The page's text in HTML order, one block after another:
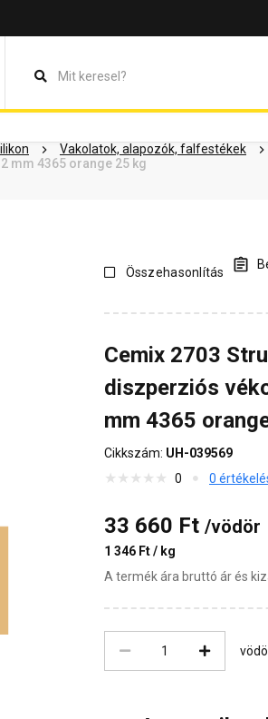
Vakolatok, alapozók, falfestékek
mm 4365 orange 25 kg
Dokumentumok Vásárlói
Összehasonlítás
Cemix 2703
diszperziós
mm 4365
Cikkszám: UH-039569
0
0
33 660 Ft /vödör
1 346 Ft / kg
A termék ára bruttó ár és